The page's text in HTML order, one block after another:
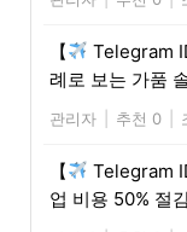
【
Telegram
례로 보는 가품
관리자 추천 0
【
Telegram
업 비용 50% 절